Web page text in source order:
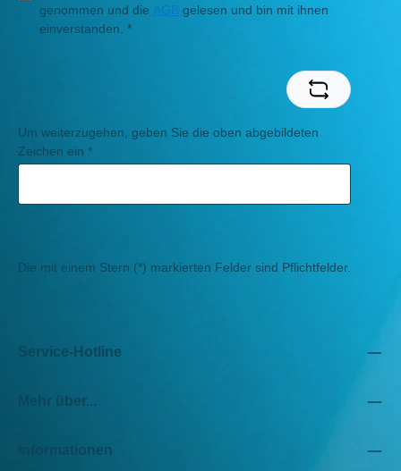
genommen und die
gelesen und bin mit ihnen
einverstanden. *
Um weiterzugehen, geben Sie die oben abgebildeten
Zeichen ein *
Die mit einem Stern (*) markierten Felder sind Pflichtfelder.
Service-Hotline
Mehr über...
Informationen